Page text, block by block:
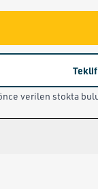
verilen stokta